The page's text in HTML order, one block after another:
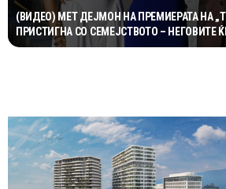
(ВИДЕО) МЕТ ДЕЈМОН НА ПРЕМИЕРАТА НА
ПРИСТИГНА СО СЕМЕЈСТВОТО – НЕГОВИТЕ
ПОГЛЕДИ